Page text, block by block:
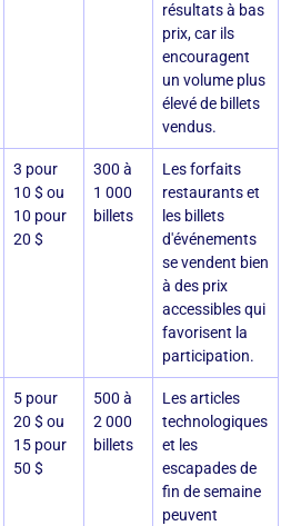
résultats à bas
prix, car ils
encouragent
un volume plus
élevé de billets
vendus.
3 pour
10 $ ou
10 pour
20 $
300 à
1 000
billets
Les forfaits
restaurants et
les billets
d'événements
se vendent bien
à des prix
accessibles qui
favorisent la
participation.
5 pour
20 $ ou
15 pour
50 $
500 à
2 000
billets
Les articles
technologiques
et les
escapades de
fin de semaine
peuvent